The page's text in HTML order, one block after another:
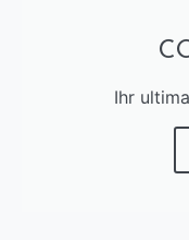
Ihr